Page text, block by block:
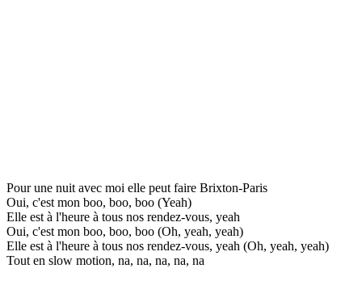
Pour une nuit avec moi elle peut faire Brixton-Paris
Oui, c'est mon boo, boo, boo (Yeah)
Elle est à l'heure à tous nos rendez-vous, yeah
Oui, c'est mon boo, boo, boo (Oh, yeah, yeah)
Elle est à l'heure à tous nos rendez-vous, yeah (Oh, yeah, yeah)
Tout en slow motion, na, na, na, na, na